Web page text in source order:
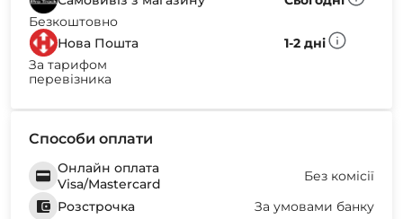
Безкоштовно
Нова Пошта
1-2 дні
За тарифом
перевізника
Способи оплати
Онлайн оплата
Visa/Mastercard
Без комісії
Розстрочка
За умовами банку